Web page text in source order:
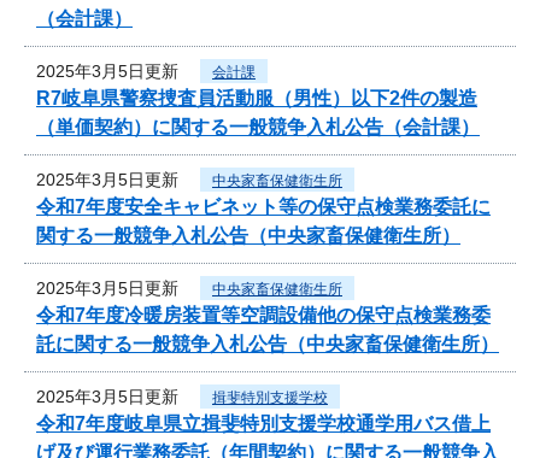
（会計課）
2025年3月5日更新 会計課
R7岐阜県警察捜査員活動服（男性）以下2件の製造
（単価契約）に関する一般競争入札公告（会計課）
2025年3月5日更新 中央家畜保健衛生所
令和7年度安全キャビネット等の保守点検業務委託に
関する一般競争入札公告（中央家畜保健衛生所）
2025年3月5日更新 中央家畜保健衛生所
令和7年度冷暖房装置等空調設備他の保守点検業務委
託に関する一般競争入札公告（中央家畜保健衛生所）
2025年3月5日更新 揖斐特別支援学校
令和7年度岐阜県立揖斐特別支援学校通学用バス借上
げ及び運行業務委託（年間契約）に関する一般競争入